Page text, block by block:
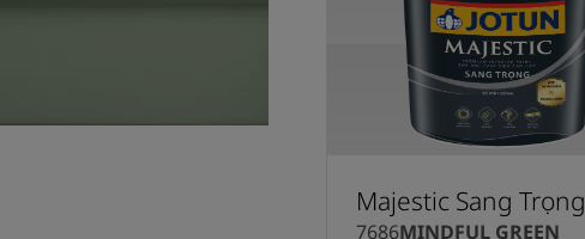
Majestic Sang Trọng
7686MINDFUL GREEN